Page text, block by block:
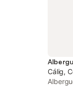
Cálig,